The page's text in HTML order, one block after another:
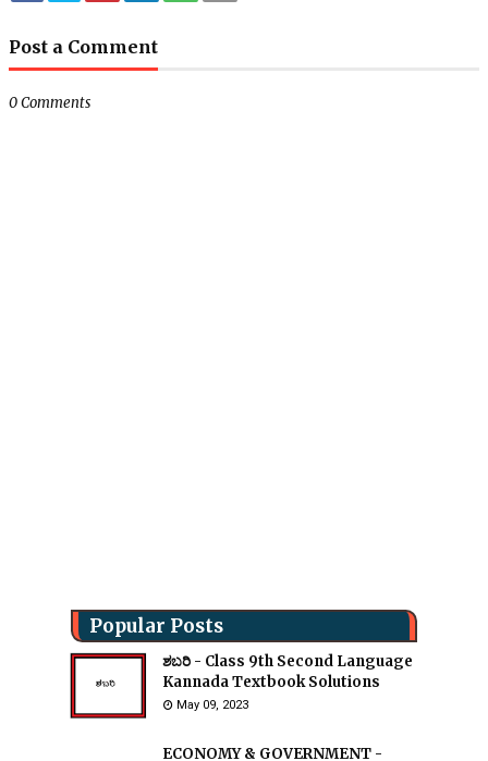
Post a Comment
0 Comments
Popular Posts
ಶಬರಿ - Class 9th Second Language
Kannada Textbook Solutions
May 09, 2023
ECONOMY & GOVERNMENT -